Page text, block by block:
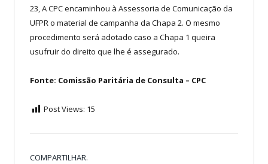
23, A CPC encaminhou à Assessoria de Comunicação da
UFPR o material de campanha da Chapa 2. O mesmo
procedimento será adotado caso a Chapa 1 queira
usufruir do direito que lhe é assegurado.
Fonte: Comissão Paritária de Consulta – CPC
Post Views: 15
COMPARTILHAR.